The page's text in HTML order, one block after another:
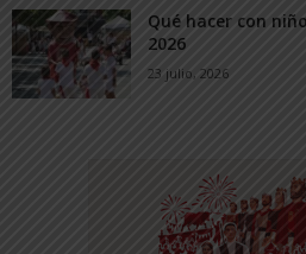
Qué hacer con
2026
23 julio, 2026